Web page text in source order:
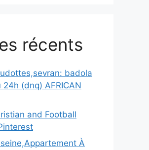
récents
badola
24h (dnq) AFRICAN
and Football
À